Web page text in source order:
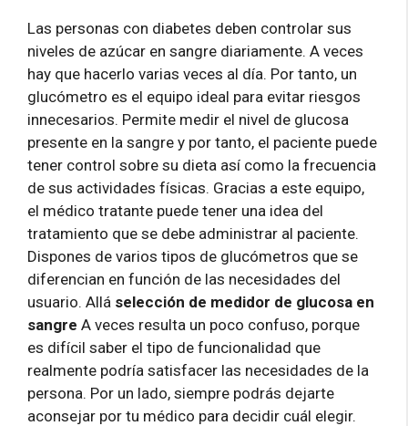
Las personas con diabetes deben controlar sus
niveles de azúcar en sangre diariamente. A veces
hay que hacerlo varias veces al día. Por tanto, un
glucómetro es el equipo ideal para evitar riesgos
innecesarios. Permite medir el nivel de glucosa
presente en la sangre y por tanto, el paciente puede
tener control sobre su dieta así como la frecuencia
de sus actividades físicas. Gracias a este equipo,
el médico tratante puede tener una idea del
tratamiento que se debe administrar al paciente.
Dispones de varios tipos de glucómetros que se
diferencian en función de las necesidades del
usuario. Allá selección de medidor de glucosa en
sangre A veces resulta un poco confuso, porque
es difícil saber el tipo de funcionalidad que
realmente podría satisfacer las necesidades de la
persona. Por un lado, siempre podrás dejarte
aconsejar por tu médico para decidir cuál elegir.